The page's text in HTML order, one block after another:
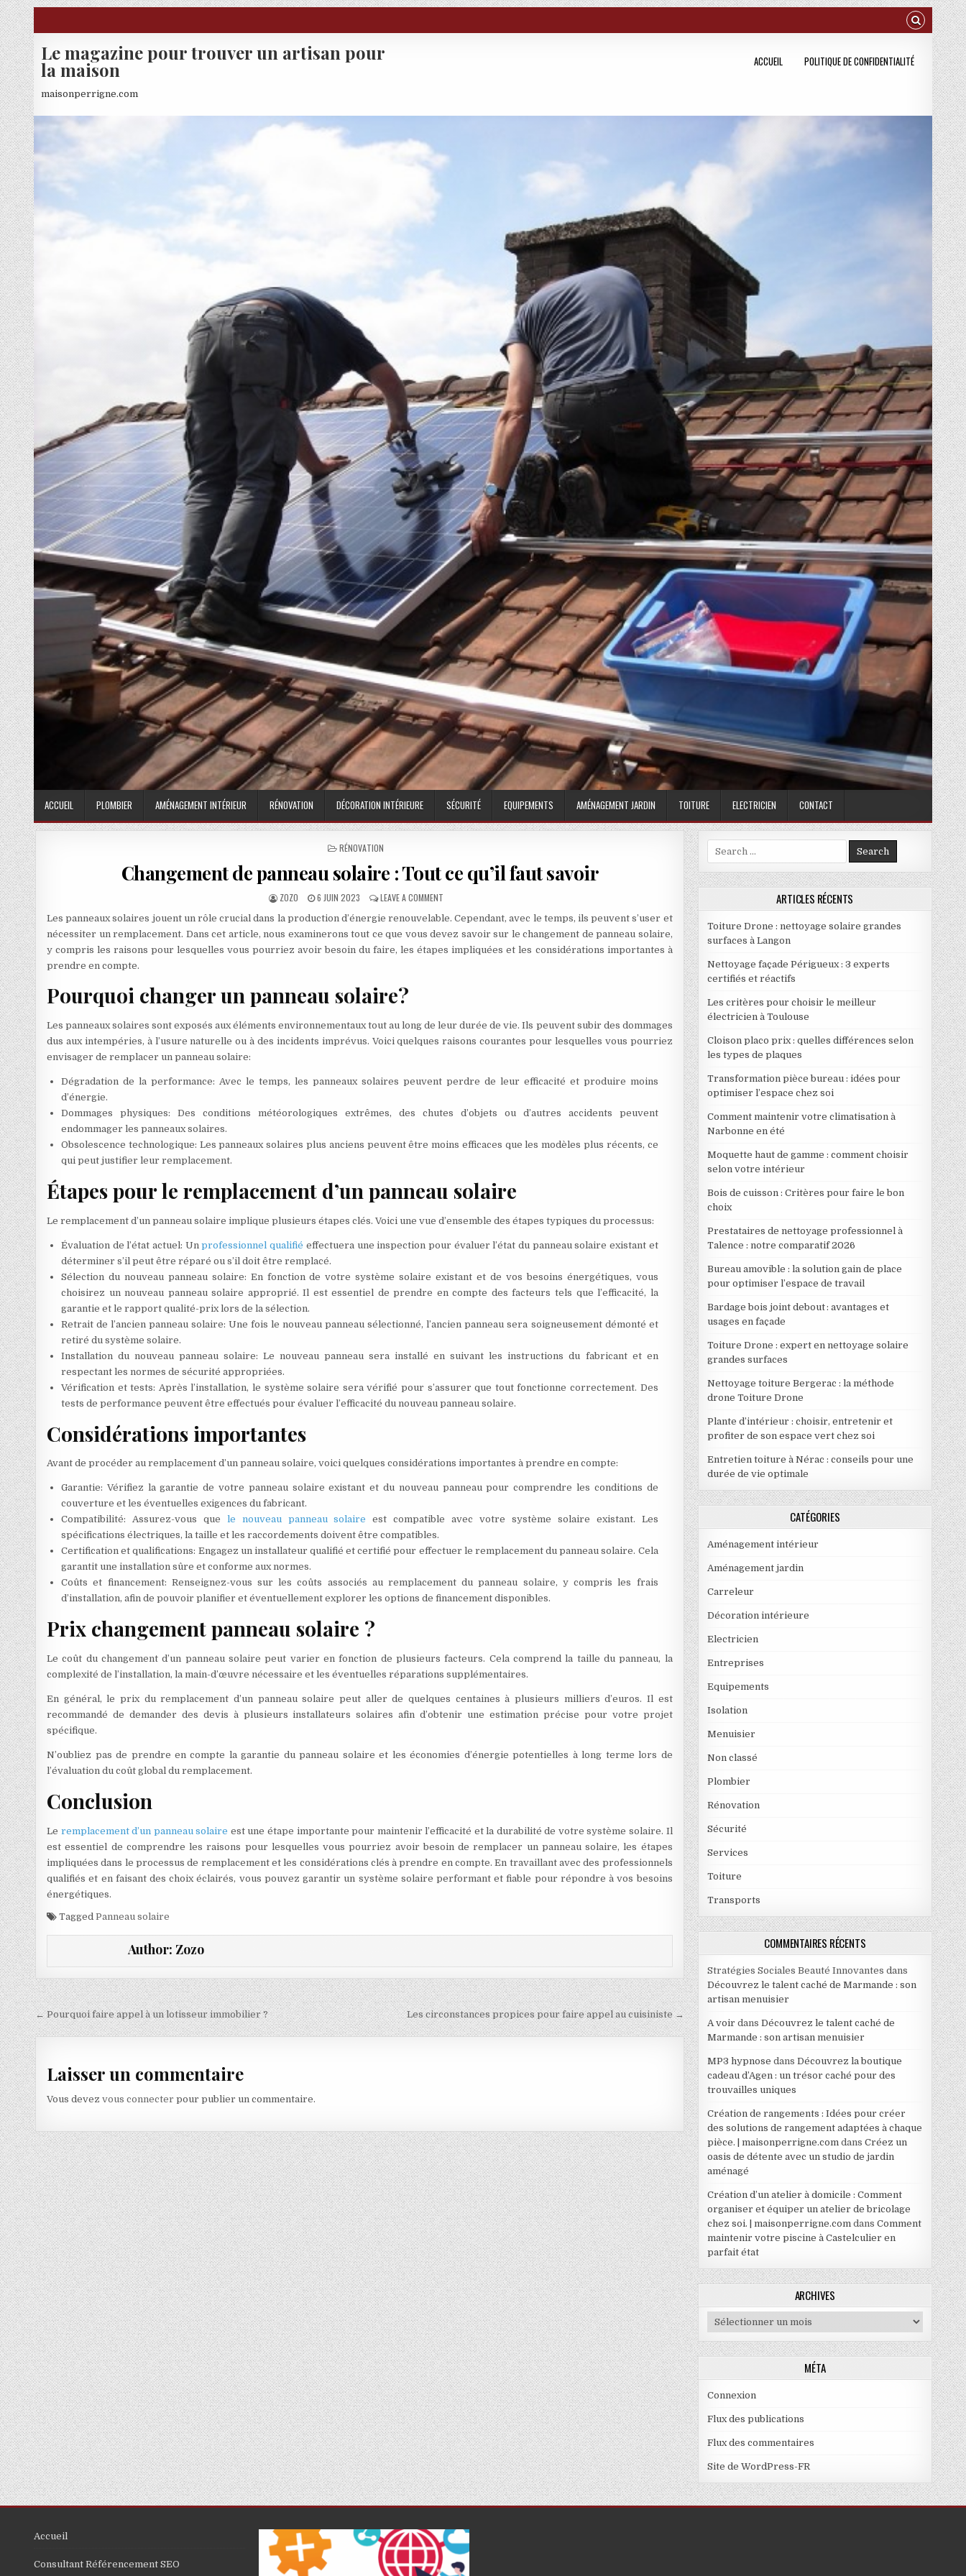
Skip to content
Le magazine pour trouver un artisan pour
la maison
maisonperrigne.com
ACCUEIL POLITIQUE DE CONFIDENTIALITÉ
ACCUEIL PLOMBIER AMÉNAGEMENT INTÉRIEUR RÉNOVATION DÉCORATION INTÉRIEURE SÉCURITÉ EQUIPEMENTS AMÉNAGEMENT JARDIN TOITURE ELECTRICIEN CONTACT
POSTED IN
RÉNOVATION
Changement de panneau solaire : Tout ce qu’il faut savoir
AUTHOR:
ZOZO PUBLISHED DATE:
6 JUIN 2023 LEAVE A COMMENTON CHANGEMENT DE PANNEAU SOLAIRE : TOUT CE QU’IL FAUT SAVOIR
Les panneaux solaires jouent un rôle crucial dans la production d’énergie renouvelable. Cependant, avec le temps, ils peuvent s’user et
nécessiter un remplacement. Dans cet article, nous examinerons tout ce que vous devez savoir sur le changement de panneau solaire,
y compris les raisons pour lesquelles vous pourriez avoir besoin du faire, les étapes impliquées et les considérations importantes à
prendre en compte.
Pourquoi changer un panneau solaire?
Les panneaux solaires sont exposés aux éléments environnementaux tout au long de leur durée de vie. Ils peuvent subir des dommages
dus aux intempéries, à l’usure naturelle ou à des incidents imprévus. Voici quelques raisons courantes pour lesquelles vous pourriez
envisager de remplacer un panneau solaire:
Dégradation de la performance: Avec le temps, les panneaux solaires peuvent perdre de leur efficacité et produire moins
d’énergie.
Dommages physiques: Des conditions météorologiques extrêmes, des chutes d’objets ou d’autres accidents peuvent
endommager les panneaux solaires.
Obsolescence technologique: Les panneaux solaires plus anciens peuvent être moins efficaces que les modèles plus récents, ce
qui peut justifier leur remplacement.
Étapes pour le remplacement d’un panneau solaire
Le remplacement d’un panneau solaire implique plusieurs étapes clés. Voici une vue d’ensemble des étapes typiques du processus:
Évaluation de l’état actuel: Unprofessionnel qualifié effectuera une inspection pour évaluer l’état du panneau solaire existant et
déterminer s’il peut être réparé ou s’il doit être remplacé.
Sélection du nouveau panneau solaire: En fonction de votre système solaire existant et de vos besoins énergétiques, vous
choisirez un nouveau panneau solaire approprié. Il est essentiel de prendre en compte des facteurs tels que l’efficacité, la
garantie et le rapport qualité-prix lors de la sélection.
Retrait de l’ancien panneau solaire: Une fois le nouveau panneau sélectionné, l’ancien panneau sera soigneusement démonté et
retiré du système solaire.
Installation du nouveau panneau solaire: Le nouveau panneau sera installé en suivant les instructions du fabricant et en
respectant les normes de sécurité appropriées.
Vérification et tests: Après l’installation, le système solaire sera vérifié pour s’assurer que tout fonctionne correctement. Des
tests de performance peuvent être effectués pour évaluer l’efficacité du nouveau panneau solaire.
Considérations importantes
Avant de procéder au remplacement d’un panneau solaire, voici quelques considérations importantes à prendre en compte:
Garantie: Vérifiez la garantie de votre panneau solaire existant et du nouveau panneau pour comprendre les conditions de
couverture et les éventuelles exigences du fabricant.
Compatibilité: Assurez-vous que le nouveau panneau solaire est compatible avec votre système solaire existant. Les
spécifications électriques, la taille et les raccordements doivent être compatibles.
Certification et qualifications: Engagez un installateur qualifié et certifié pour effectuer le remplacement du panneau solaire. Cela
garantit une installation sûre et conforme aux normes.
Coûts et financement: Renseignez-vous sur les coûts associés au remplacement du panneau solaire, y compris les frais
d’installation, afin de pouvoir planifier et éventuellement explorer les options de financement disponibles.
Prix changement panneau solaire ?
Le coût du changement d’un panneau solaire peut varier en fonction de plusieurs facteurs. Cela comprend la taille du panneau, la
complexité de l’installation, la main-d’œuvre nécessaire et les éventuelles réparations supplémentaires.
En général, le prix du remplacement d’un panneau solaire peut aller de quelques centaines à plusieurs milliers d’euros. Il est
recommandé de demander des devis à plusieurs installateurs solaires afin d’obtenir une estimation précise pour votre projet
spécifique.
N’oubliez pas de prendre en compte la garantie du panneau solaire et les économies d’énergie potentielles à long terme lors de
l’évaluation du coût global du remplacement.
Conclusion
Le remplacement d’un panneau solaire est une étape importante pour maintenir l’efficacité et la durabilité de votre système solaire. Il
est essentiel de comprendre les raisons pour lesquelles vous pourriez avoir besoin de remplacer un panneau solaire, les étapes
impliquées dans le processus de remplacement et les considérations clés à prendre en compte. En travaillant avec des professionnels
qualifiés et en faisant des choix éclairés, vous pouvez garantir un système solaire performant et fiable pour répondre à vos besoins
énergétiques.
TaggedPanneau solaire
Author: Zozo
Navigation de l’article
← Pourquoi faire appel à un lotisseur immobilier ? Les circonstances propices pour faire appel au cuisiniste →
Laisser un commentaire
Vous devezvous connecter pour publier un commentaire.
Search for:
ARTICLES RÉCENTS
Toiture Drone : nettoyage solaire grandes
surfaces à Langon
Nettoyage façade Périgueux : 3 experts
certifiés et réactifs
Les critères pour choisir le meilleur
électricien à Toulouse
Cloison placo prix : quelles différences selon
les types de plaques
Transformation pièce bureau : idées pour
optimiser l’espace chez soi
Comment maintenir votre climatisation à
Narbonne en été
Moquette haut de gamme : comment choisir
selon votre intérieur
Bois de cuisson : Critères pour faire le bon
choix
Prestataires de nettoyage professionnel à
Talence : notre comparatif 2026
Bureau amovible : la solution gain de place
pour optimiser l’espace de travail
Bardage bois joint debout : avantages et
usages en façade
Toiture Drone : expert en nettoyage solaire
grandes surfaces
Nettoyage toiture Bergerac : la méthode
drone Toiture Drone
Plante d’intérieur : choisir, entretenir et
profiter de son espace vert chez soi
Entretien toiture à Nérac : conseils pour une
durée de vie optimale
CATÉGORIES
Aménagement intérieur
Aménagement jardin
Carreleur
Décoration intérieure
Electricien
Entreprises
Equipements
Isolation
Menuisier
Non classé
Plombier
Rénovation
Sécurité
Services
Toiture
Transports
COMMENTAIRES RÉCENTS
Stratégies Sociales Beauté Innovantes dans
Découvrez le talent caché de Marmande : son
artisan menuisier
A voir dans Découvrez le talent caché de
Marmande : son artisan menuisier
MP3 hypnose dans Découvrez la boutique
cadeau d’Agen : un trésor caché pour des
trouvailles uniques
Création de rangements : Idées pour créer
des solutions de rangement adaptées à chaque
pièce. | maisonperrigne.com dans Créez un
oasis de détente avec un studio de jardin
aménagé
Création d’un atelier à domicile : Comment
organiser et équiper un atelier de bricolage
chez soi. | maisonperrigne.com dans Comment
maintenir votre piscine à Castelculier en
parfait état
ARCHIVES
Archives
MÉTA
Connexion
Flux des publications
Flux des commentaires
Site de WordPress-FR
Accueil
Consultant Référencement SEO